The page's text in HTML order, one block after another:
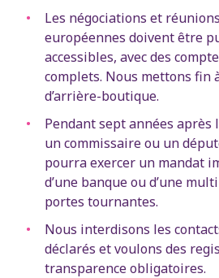
Les négociations et
européennes doivent être
accessibles, avec des
complets. Nous mettons fin
d’arrière-boutique.
Pendant sept années après
un commissaire ou un
pourra exercer un mandat
d’une banque ou d’une
portes tournantes.
Nous interdisons les
déclarés et voulons des
transparence obligatoires.